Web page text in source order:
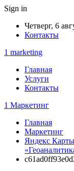
Sign in
Четверг, 6
Контакты
1 marketing
Главная
Услуги
Контакты
1 Маркетинг
Главная
Маркетинг
Яндекс